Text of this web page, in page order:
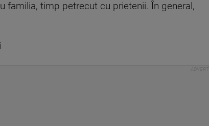
familia, timp petrecut cu prietenii. În general,